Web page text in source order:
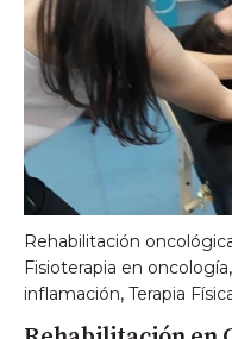
Rehabilitación
Fisioterapia en oncología,
inflamación, Terapia